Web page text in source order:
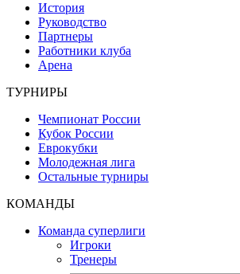
История
Руководство
Партнеры
Работники клуба
Арена
ТУРНИРЫ
Чемпионат России
Кубок России
Еврокубки
Молодежная лига
Остальные турниры
КОМАНДЫ
Команда суперлиги
Игроки
Тренеры